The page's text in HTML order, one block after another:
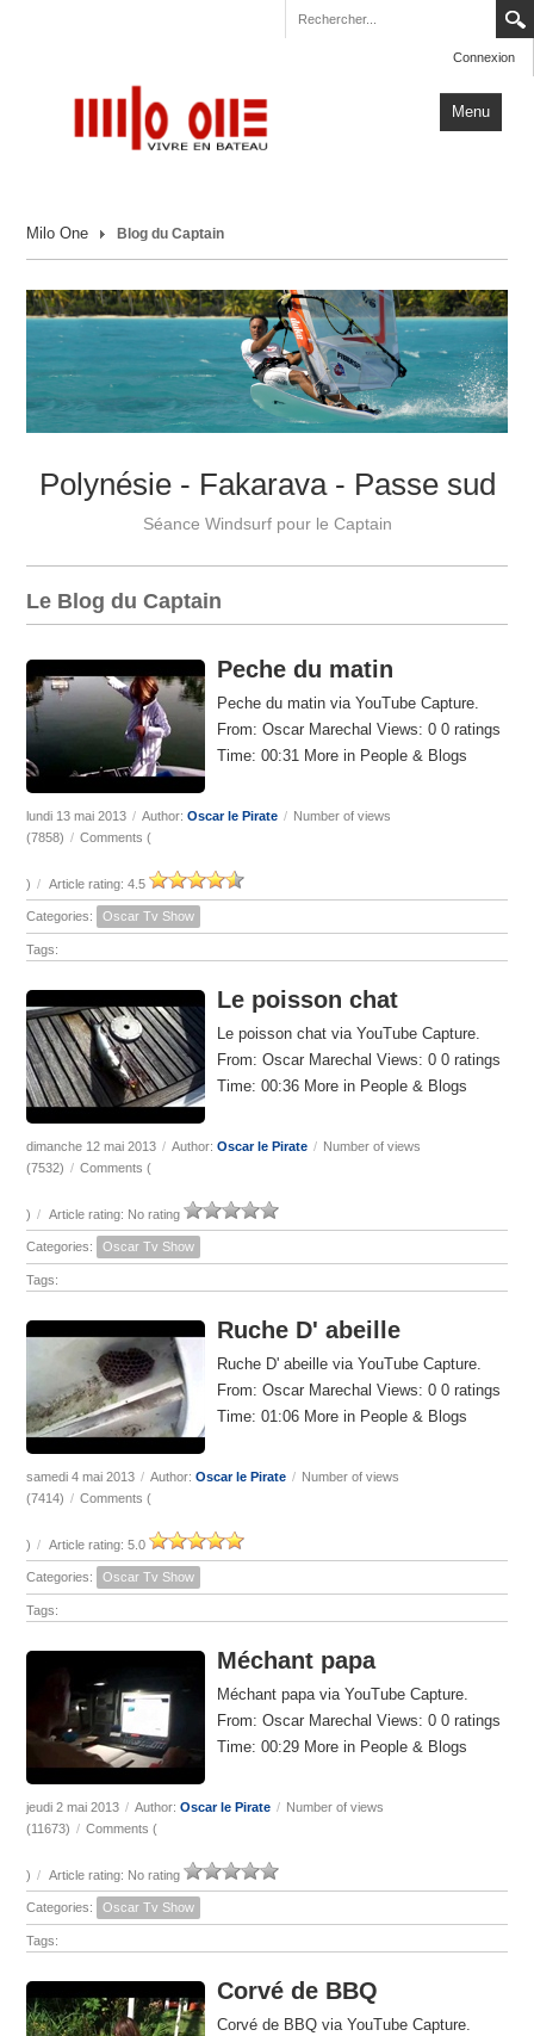
Connexion
Menu
Carnets de Voyage
Actualités
Plus
Milo One Blog du Captain
Polynésie - Fakarava - Passe sud
Séance Windsurf pour le Captain
Le Blog du Captain
Peche du matin
Peche du matin via YouTube Capture.
From: Oscar Marechal Views: 0 0 ratings
Time: 00:31 More in People & Blogs
lundi 13 mai 2013 / Author:Oscar le Pirate / Number of views
(7858) / Comments (
) / Article rating: 4.5
Categories: Oscar Tv Show
Tags:
Le poisson chat
Le poisson chat via YouTube Capture.
From: Oscar Marechal Views: 0 0 ratings
Time: 00:36 More in People & Blogs
dimanche 12 mai 2013 / Author:Oscar le Pirate / Number of views
(7532) / Comments (
) / Article rating: No rating
Categories: Oscar Tv Show
Tags:
Ruche D' abeille
Ruche D' abeille via YouTube Capture.
From: Oscar Marechal Views: 0 0 ratings
Time: 01:06 More in People & Blogs
samedi 4 mai 2013 / Author:Oscar le Pirate / Number of views
(7414) / Comments (
) / Article rating: 5.0
Categories: Oscar Tv Show
Tags:
Méchant papa
Méchant papa via YouTube Capture.
From: Oscar Marechal Views: 0 0 ratings
Time: 00:29 More in People & Blogs
jeudi 2 mai 2013 / Author:Oscar le Pirate / Number of views
(11673) / Comments (
) / Article rating: No rating
Categories: Oscar Tv Show
Tags:
Corvé de BBQ
Corvé de BBQ via YouTube Capture.